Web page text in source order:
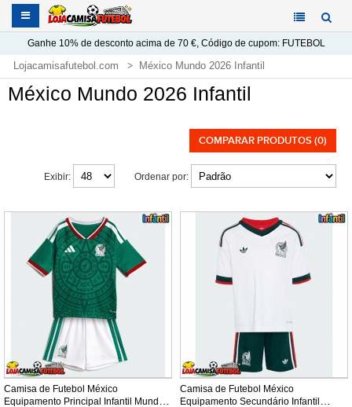
Ganhe 10%de desconto acima de 70 €, Código de cupom: FUTEBOL
Lojacamisafutebol.com México Mundo 2026 Infantil
México Mundo 2026 Infantil
COMPARAR PRODUTOS (0)
Ordenar por:
Exibir:
Camisa de Futebol México
Equipamento Principal Infantil Mundo
Camisa de Futebol México
Equipamento Secundário Infantil